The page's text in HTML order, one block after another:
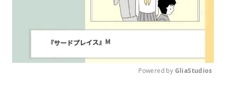
Powered by GliaStudios